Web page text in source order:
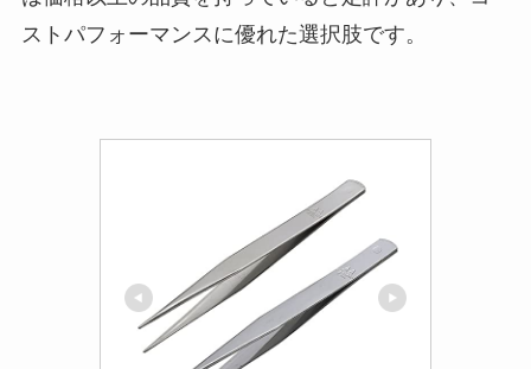
ストパフォーマンスに優れた選択肢です。